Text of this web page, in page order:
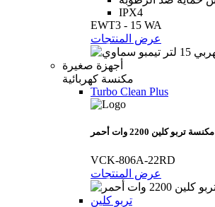
IPX4
EWT3 - 15 WA
عرض المنتجات
أجهزة صغيرة
مكنسة كهربائية
Turbo Clean Plus
مكنسة تربو كلين 2200 وات أحمر
VCK-806A-22RD
عرض المنتجات
تربو كلين